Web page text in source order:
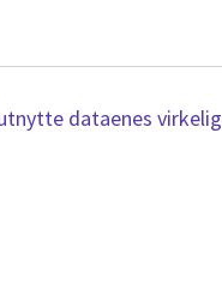
dataenes